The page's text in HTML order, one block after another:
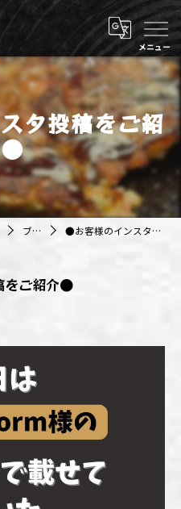
タ投稿をご紹
●
ブログ ●お客様のインスタ投稿をご紹介●
をご紹介●